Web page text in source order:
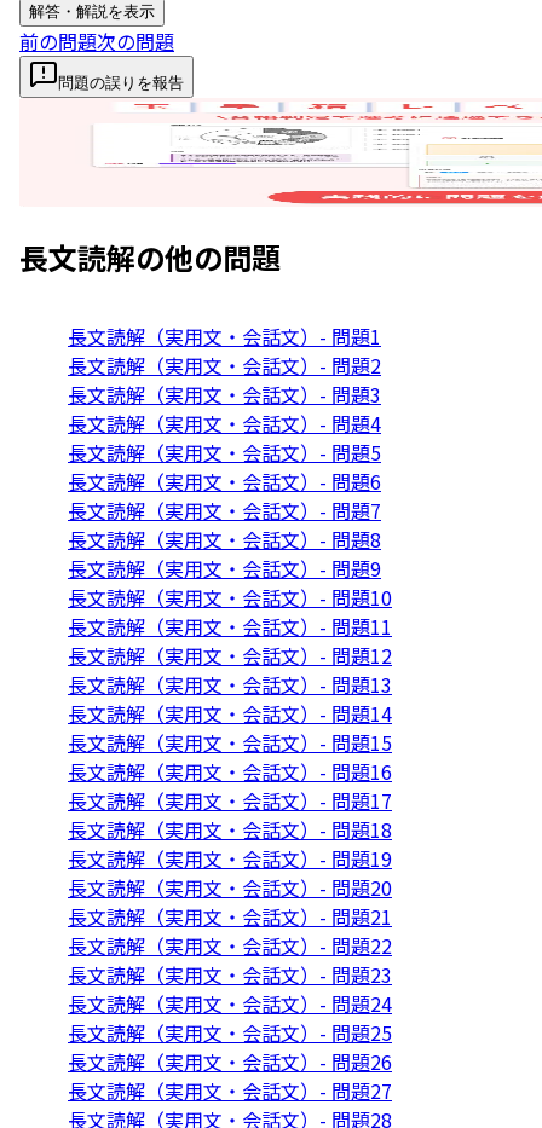
解答・解説を表示
前の問題次の問題
問題の誤りを報告
長文読解の他の問題
長文読解（実用文・会話文）- 問題1
長文読解（実用文・会話文）- 問題2
長文読解（実用文・会話文）- 問題3
長文読解（実用文・会話文）- 問題4
長文読解（実用文・会話文）- 問題5
長文読解（実用文・会話文）- 問題6
長文読解（実用文・会話文）- 問題7
長文読解（実用文・会話文）- 問題8
長文読解（実用文・会話文）- 問題9
長文読解（実用文・会話文）- 問題10
長文読解（実用文・会話文）- 問題11
長文読解（実用文・会話文）- 問題12
長文読解（実用文・会話文）- 問題13
長文読解（実用文・会話文）- 問題14
長文読解（実用文・会話文）- 問題15
長文読解（実用文・会話文）- 問題16
長文読解（実用文・会話文）- 問題17
長文読解（実用文・会話文）- 問題18
長文読解（実用文・会話文）- 問題19
長文読解（実用文・会話文）- 問題20
長文読解（実用文・会話文）- 問題21
長文読解（実用文・会話文）- 問題22
長文読解（実用文・会話文）- 問題23
長文読解（実用文・会話文）- 問題24
長文読解（実用文・会話文）- 問題25
長文読解（実用文・会話文）- 問題26
長文読解（実用文・会話文）- 問題27
長文読解（実用文・会話文）- 問題28